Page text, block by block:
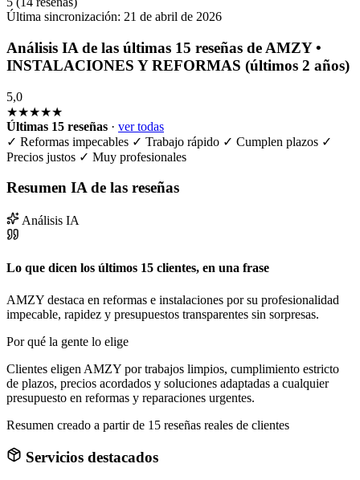
Última sincronización: 21 de abril de 2026
Análisis IA de las últimas 15 reseñas de AMZY •
INSTALACIONES Y REFORMAS (últimos 2 años)
5,0
★★★★★
Últimas 15 reseñas · ver todas
✓ Reformas impecables ✓ Trabajo rápido ✓ Cumplen plazos ✓
Precios justos ✓ Muy profesionales
Resumen IA de las reseñas
Análisis IA
Lo que dicen los últimos 15 clientes, en una frase
AMZY destaca en reformas e instalaciones por su profesionalidad
impecable, rapidez y presupuestos transparentes sin sorpresas.
Por qué la gente lo elige
Clientes eligen AMZY por trabajos limpios, cumplimiento estricto
de plazos, precios acordados y soluciones adaptadas a cualquier
presupuesto en reformas y reparaciones urgentes.
Resumen creado a partir de 15 reseñas reales de clientes
Servicios destacados